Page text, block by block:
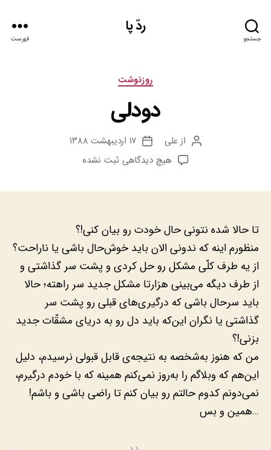
جستجو
ردّ پا
فهرست
دسته‌ها
روزنوشت
دودلی
نویسنده
نوشته
ازعلی
تاریخ
نوشته
۱۷ اردیبهشت ۱۳۸۸
هیچ دیدگاهی برای
ثبت نشده
تا حالا شده نتونی حال خودت رو بیان کنی!؟
منظورم اینه که ندونی الان باید خوش‌حال باشی یا ناراحت؟
از یه طرف کلّی مشکل رو حل کردی و پشت سر گذاشتی و
از طرف دیگه می‌بینی هزارتا مشکل جدید سر راهته؛ حالا
باید سرحال باشی که درگیری‌های قبلی رو پشت سر
گذاشتی یا نگران این‌که باید دل رو به دریای مشقّات جدید
بزنی!؟
من که هنوز به‌شخصه به نتیجه‌ی قابل قبولی نرسیدم، دلیل
این‌هم که وبلاگم را به‌روز نمی‌کنم همینه که با خودم درگیرم،
نمی‌دونم کدوم حالتم رو بیان کنم تا راضی باشی و باشم!
…همین و بس